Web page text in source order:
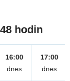
hodin
16:00
dnes
17:00
dnes